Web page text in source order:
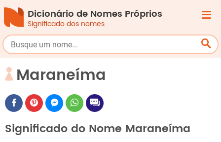
Dicionário de Nomes Próprios
Significado dos nomes
Maraneíma
Significado do Nome Maraneíma